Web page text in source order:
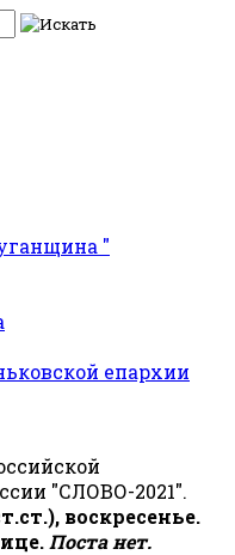
"
епархии
"СЛОВО-2021".
воскресенье.
Поста нет.